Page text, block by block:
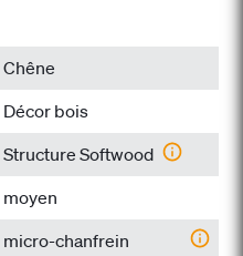
Chêne
Décor bois
Structure Softwood
moyen
micro-chanfrein